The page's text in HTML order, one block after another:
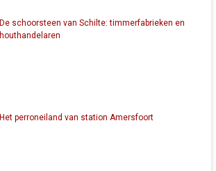
De schoorsteen van Schilte: timmerfabrieken en
houthandelaren
Het perroneiland van station Amersfoort